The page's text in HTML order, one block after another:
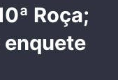
Roça;
enquete